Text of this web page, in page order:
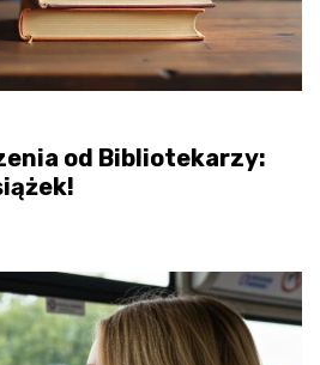
od Bibliotekarzy: